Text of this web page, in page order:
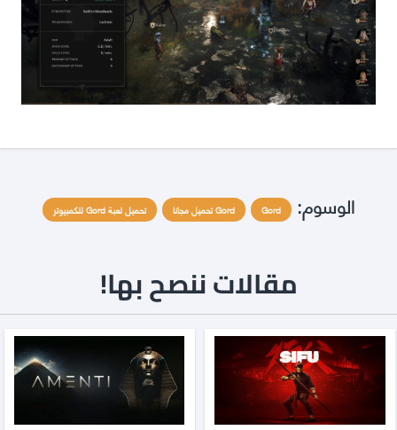
الوسوم: Gord Gord تحميل مجانا تحميل لعبة Gord للكمبيوتر
مقالات ننصح بها!